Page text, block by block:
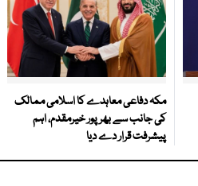
مکہ دفاعی معاہدے کا اسلامی ممالک
کی جانب سے بھرپور خیرمقدم، اہم
پیشرفت قرار دے دیا